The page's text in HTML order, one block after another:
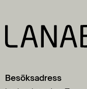
Besöksadress